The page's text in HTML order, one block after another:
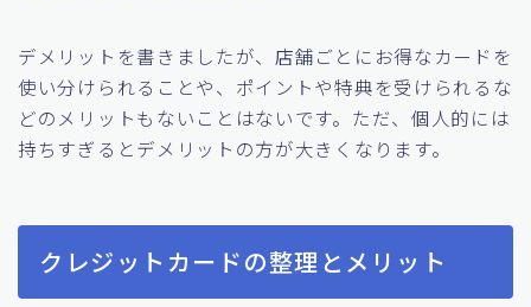
デメリットを書きましたが、店舗ごとにお得なカードを
使い分けられることや、ポイントや特典を受けられるな
どのメリットもないことはないです。ただ、個人的には
持ちすぎるとデメリットの方が大きくなります。
クレジットカードの整理とメリット